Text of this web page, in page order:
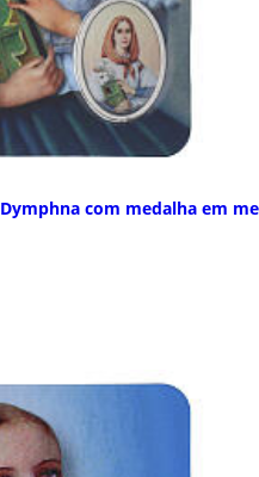
com medalha em